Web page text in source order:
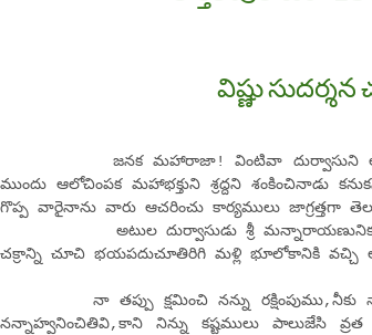
విష్ణు
జనక మహారాజా! వింటివా దుర్వాసుని
ముందు ఆలోచింపక మహాభక్తుని శ్రద్దని శంకించినాడు
గొప్ప వారైనాను వారు ఆచరించు కార్యములు జాగ్రత్తగా
అటుల దుర్వాసుడు శ్రీ మన్నారాయణునికడ
చక్రాన్ని చూచి భయపదుచూతిరిగి మళ్లి భూలోకానికి వచ్చి
నా తప్పు క్షమించి నన్ను రక్షింపుము,నీకు
నన్నాహ్వనించితివి,కాని నిన్ను కష్టములు పాలుజేసి